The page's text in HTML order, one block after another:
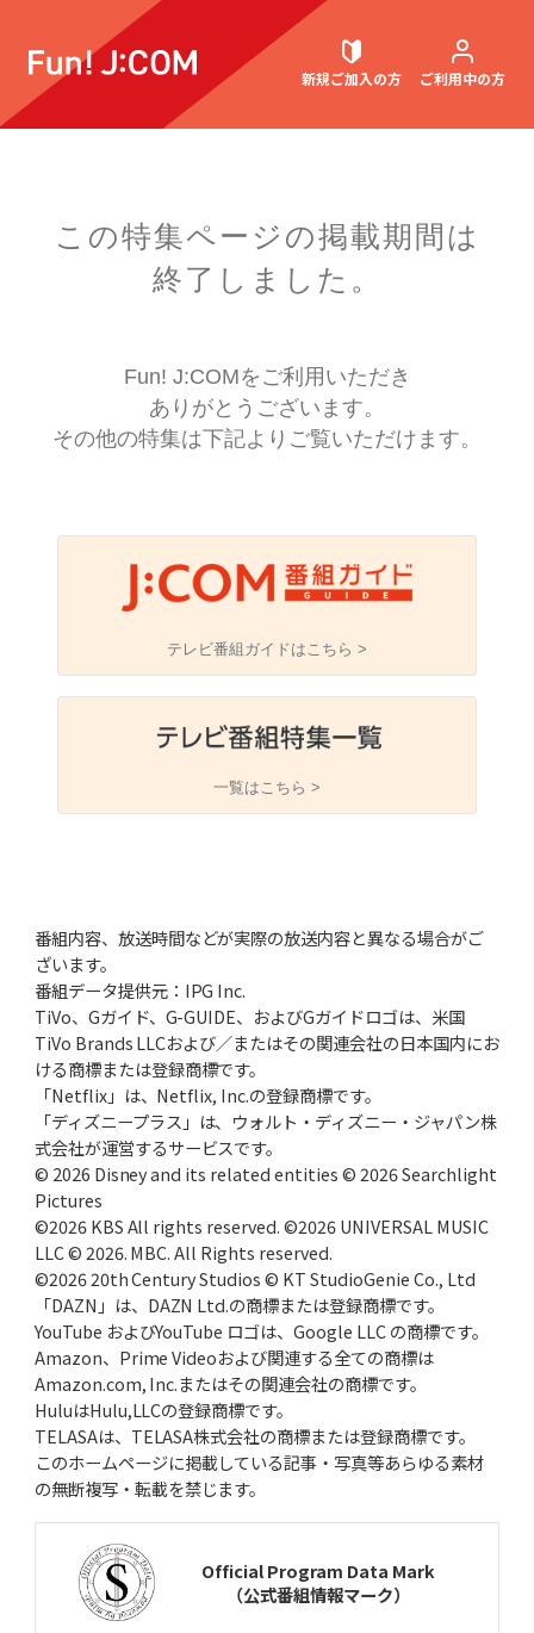
新規ご加入の方 ご利用中の方
ウェブメール マガジン
この特集ページの掲載期間は
終了しました。
Fun! J:COMをご利用いただき
ありがとうございます。
その他の特集は下記よりご覧いただけます。
テレビ番組ガイドはこちら >
一覧はこちら >
番組内容、放送時間などが実際の放送内容と異なる場合がご
ざいます。
番組データ提供元：IPG Inc.
TiVo、Gガイド、G-GUIDE、およびGガイドロゴは、米国
TiVo Brands LLCおよび／またはその関連会社の日本国内にお
ける商標または登録商標です。
「Netflix」は、Netflix, Inc.の登録商標です。
「ディズニープラス」は、ウォルト・ディズニー・ジャパン株
式会社が運営するサービスです。
© 2026 Disney and its related entities © 2026 Searchlight
Pictures
©2026 KBS All rights reserved. ©2026 UNIVERSAL MUSIC
LLC © 2026. MBC. All Rights reserved.
©2026 20th Century Studios © KT StudioGenie Co., Ltd
「DAZN」は、DAZN Ltd.の商標または登録商標です。
YouTube およびYouTube ロゴは、Google LLC の商標です。
Amazon、Prime Videoおよび関連する全ての商標は
Amazon.com, Inc.またはその関連会社の商標です。
HuluはHulu,LLCの登録商標です。
TELASAは、TELASA株式会社の商標または登録商標です。
このホームページに掲載している記事・写真等あらゆる素材
の無断複写・転載を禁じます。
Official Program Data Mark
（公式番組情報マーク）